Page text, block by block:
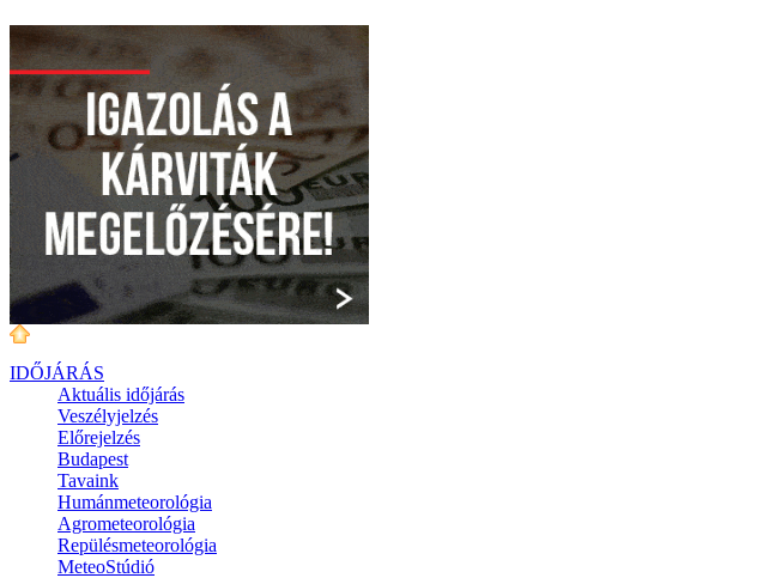
IDŐJÁRÁS
Aktuális időjárás
Veszélyjelzés
Előrejelzés
Budapest
Tavaink
Humánmeteorológia
Agrometeorológia
Repülésmeteorológia
MeteoStúdió